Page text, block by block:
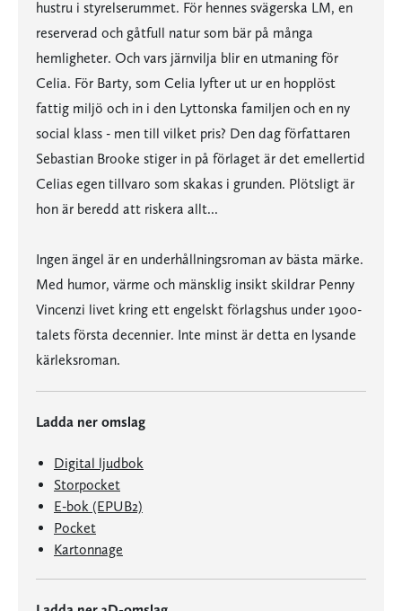
hustru i styrelserummet. För hennes svägerska LM, en
reserverad och gåtfull natur som bär på många
hemligheter. Och vars järnvilja blir en utmaning för
Celia. För Barty, som Celia lyfter ut ur en hopplöst
fattig miljö och in i den Lyttonska familjen och en ny
social klass - men till vilket pris? Den dag författaren
Sebastian Brooke stiger in på förlaget är det emellertid
Celias egen tillvaro som skakas i grunden. Plötsligt är
hon är beredd att riskera allt...
Ingen ängel är en underhållningsroman av bästa märke.
Med humor, värme och mänsklig insikt skildrar Penny
Vincenzi livet kring ett engelskt förlagshus under 1900-
talets första decennier. Inte minst är detta en lysande
kärleksroman.
Ladda ner omslag
Digital ljudbok
Storpocket
E-bok (EPUB2)
Pocket
Kartonnage